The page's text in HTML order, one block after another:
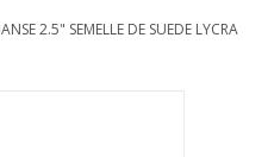
2.5" SEMELLE DE SUEDE LYCRA